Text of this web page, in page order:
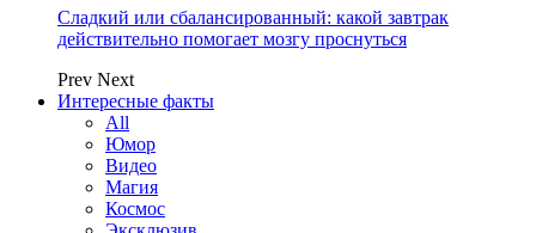
Сладкий или сбалансированный: какой завтрак
действительно помогает мозгу проснуться
Prev Next
Интересные факты
All
Юмор
Видео
Магия
Космос